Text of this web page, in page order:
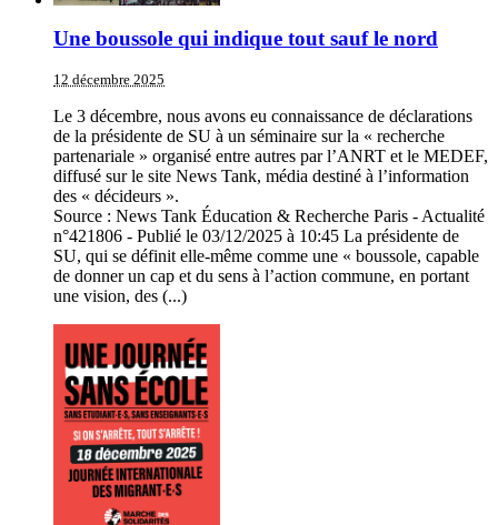
Une boussole qui indique tout sauf le nord
12 décembre 2025
Le 3 décembre, nous avons eu connaissance de déclarations
de la présidente de SU à un séminaire sur la « recherche
partenariale » organisé entre autres par l’ANRT et le MEDEF,
diffusé sur le site News Tank, média destiné à l’information
des « décideurs ».
Source : News Tank Éducation & Recherche Paris - Actualité
n°421806 - Publié le 03/12/2025 à 10:45 La présidente de
SU, qui se définit elle-même comme une « boussole, capable
de donner un cap et du sens à l’action commune, en portant
une vision, des (...)